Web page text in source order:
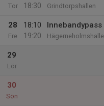
Tor
18:30
Grindtorpshallen
28
Fre
18:10
19:20
Innebandypass
29
Lör
30
Sön